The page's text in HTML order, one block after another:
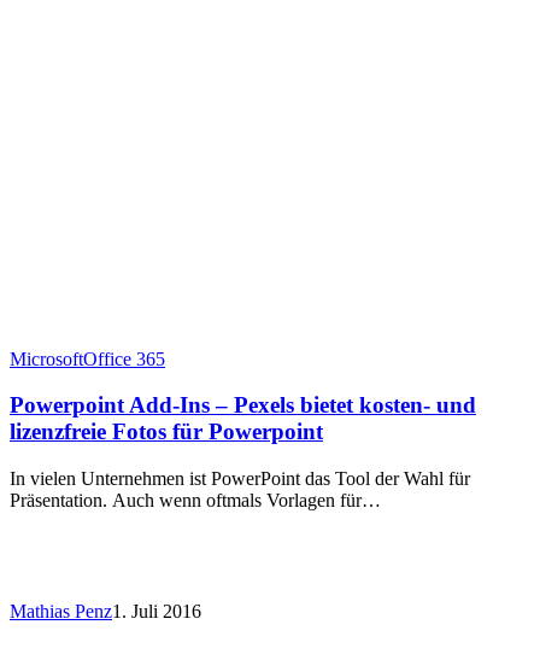
MicrosoftOffice 365
Powerpoint Add-Ins – Pexels bietet kosten- und
lizenzfreie Fotos für Powerpoint
In vielen Unternehmen ist PowerPoint das Tool der Wahl für
Präsentation. Auch wenn oftmals Vorlagen für…
Mathias Penz1. Juli 2016